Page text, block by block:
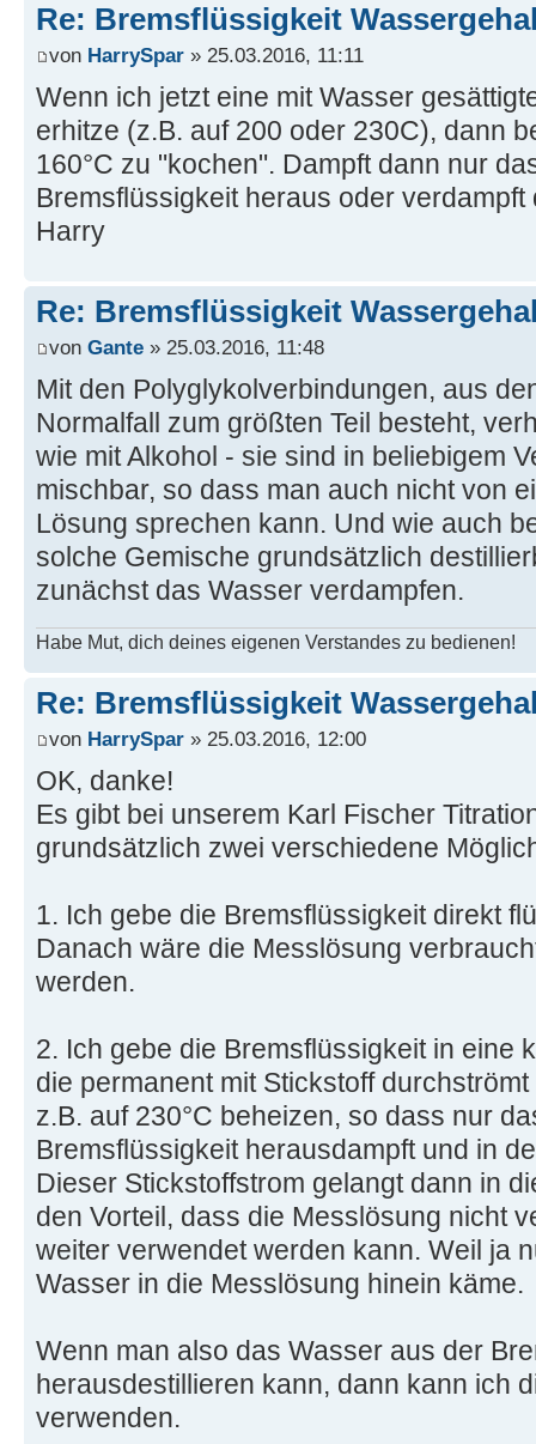
Re: Bremsflüssigkeit
von HarrySpar » 25.03.2016, 11:11
Wenn ich jetzt eine mit Wasser
erhitze (z.B. auf 200 oder 230C), dann
160°C zu "kochen". Dampft dann nur
Bremsflüssigkeit heraus oder
Harry
Re: Bremsflüssigkeit
von Gante » 25.03.2016, 11:48
Mit den Polyglykolverbindungen, aus
Normalfall zum größten Teil besteht,
wie mit Alkohol - sie sind in beliebigem
mischbar, so dass man auch nicht von
Lösung sprechen kann. Und wie auch
solche Gemische grundsätzlich
zunächst das Wasser verdampfen.
Habe Mut, dich deines eigenen Verstandes zu bedienen!
Re: Bremsflüssigkeit
von HarrySpar » 25.03.2016, 12:00
OK, danke!
Es gibt bei unserem Karl Fischer
grundsätzlich zwei verschiedene
1. Ich gebe die Bremsflüssigkeit direkt
Danach wäre die Messlösung
werden.
2. Ich gebe die Bremsflüssigkeit in eine
die permanent mit Stickstoff
z.B. auf 230°C beheizen, so dass nur
Bremsflüssigkeit herausdampft und in
Dieser Stickstoffstrom gelangt dann in
den Vorteil, dass die Messlösung nicht
weiter verwendet werden kann. Weil ja
Wasser in die Messlösung hinein käme.
Wenn man also das Wasser aus der
herausdestillieren kann, dann kann ich
verwenden.